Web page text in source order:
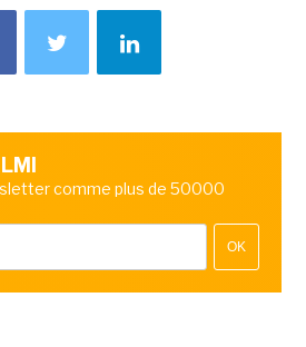
comme plus de 50000
OK